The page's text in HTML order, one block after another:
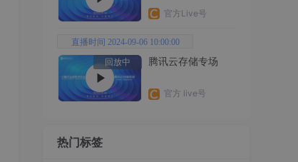
官方Live号
直播时间 2024-09-06 10:00:00
回放中
腾讯云存储专场
官方 live号
热门标签